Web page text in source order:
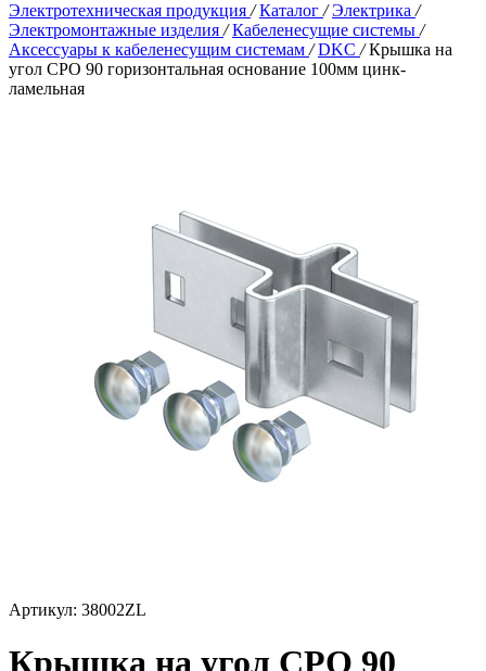
Электротехническая продукция / Каталог / Электрика /
Электромонтажные изделия / Кабеленесущие системы /
Аксессуары к кабеленесущим системам / DKC / Крышка на
угол CPO 90 горизонтальная основание 100мм цинк-
ламельная
Артикул: 38002ZL
Крышка на угол CPO 90